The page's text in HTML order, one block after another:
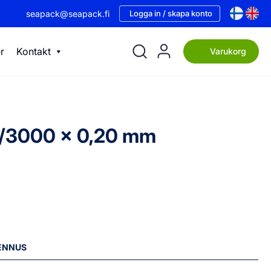
seapack@seapack.fi Logga in / skapa konto
Kontakt Varukorg
3000 x 0,20 mm